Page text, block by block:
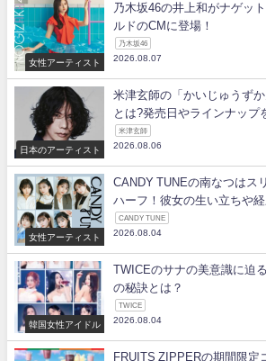
女性アーティスト
乃木坂46の井上和がナゲッ
ルドのCMに登場！
乃木坂46
2026.08.07
日本のアーティスト
米津玄師の「かいじゅうずか
とは?発売日やラインナップ
米津玄師
2026.08.06
女性アーティスト
CANDY TUNEの南なつはス
ハーフ！彼女の生い立ちや経
CANDY TUNE
2026.08.04
韓国女性アイドル
TWICEのサナの美意識に迫
の秘訣とは？
TWICE
2026.08.04
FRUITS ZIPPERの期間限定